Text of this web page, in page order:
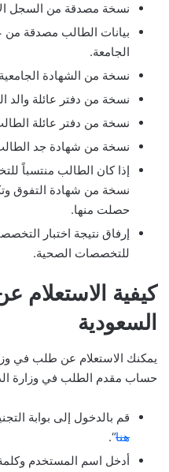
نسخة مصدقة من السجل
بيانات الطالب مصدقة من
الجامعة.
نسخة من الشهادة الجامعية
نسخة من دفتر عائلة والد
نسخة من دفتر عائلة
نسخة من شهادة جد
إذا كان الطالب منتسباً
نسخة من شهادة التفوق
حصلت منها.
إرفاق نتيجة اختبار
للتخصصات الصحية.
كيفية الاستعلام
السعودية
يمكنك الاستعلام عن طلب في
حساب مقدم الطلب في وزارة
قم بالدخول إلى بوابة
هنا“.
أدخل اسم المستخدم